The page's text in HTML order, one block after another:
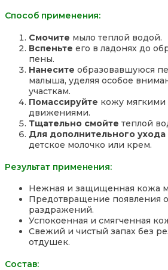
Способ применения:
Смочите мыло теплой водой.
Вспеньте его в ладонях до
пены.
Нанесите образовавшуюся
малыша, уделяя особое
участкам.
Помассируйте кожу мягкими
движениями.
Тщательно смойте теплой
Для дополнительного ухода
детское молочко или крем.
Результат применения:
Нежная и защищенная кожа
Предотвращение появления
раздражений.
Успокоенная и смягченная
Свежий и чистый запах без
отдушек.
Состав: